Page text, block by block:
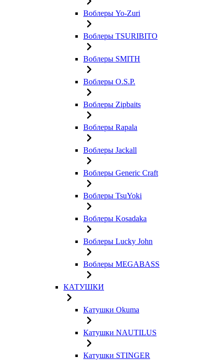
Воблеры Yo-Zuri
Воблеры TSURIBITO
Воблеры SMITH
Воблеры O.S.P.
Воблеры Zipbaits
Воблеры Rapala
Воблеры Jackall
Воблеры Generic Craft
Воблеры TsuYoki
Воблеры Kosadaka
Воблеры Lucky John
Воблеры MEGABASS
КАТУШКИ
Катушки Okuma
Катушки NAUTILUS
Катушки STINGER